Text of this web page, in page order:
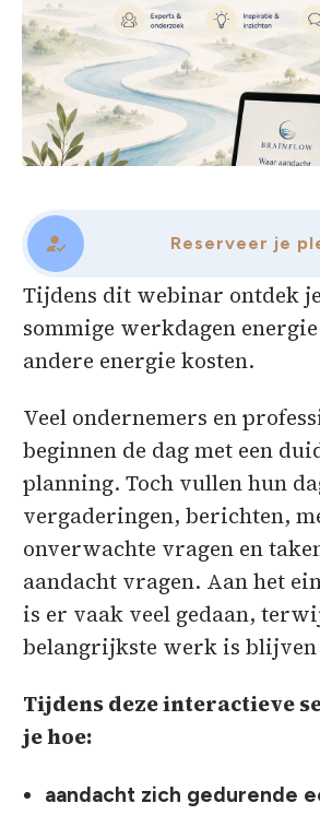
Reserveer je
Tijdens dit webinar ontdek
sommige werkdagen
andere energie kosten.
Veel ondernemers en
beginnen de dag met een
planning. Toch vullen hun
vergaderingen, berichten,
onverwachte vragen en
aandacht vragen. Aan het
is er vaak veel gedaan,
belangrijkste werk is blijven
Tijdens deze interactieve
je hoe:
aandacht zich gedurende